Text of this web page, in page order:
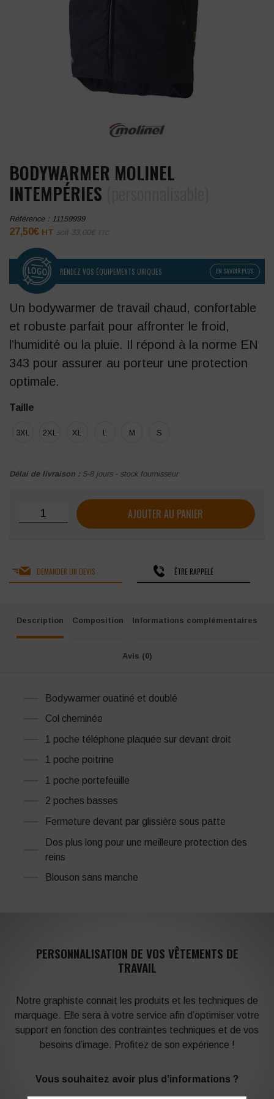
BODYWARMER MOLINEL
INTEMPÉRIES
Référence : 11159999
27,50€ HT soit 33,00€ TTC
RENDEZ VOS ÉQUIPEMENTS UNIQUES EN SAVOIR PLUS
Un bodywarmer de travail chaud, confortable
et robuste parfait pour affronter le froid,
l’humidité ou la pluie. Il répond à la norme EN
343 pour assurer au porteur une protection
optimale.
Taille
3XL 2XL XL L M S
Délai de livraison : 5-8 jours - stock fournisseur
quantité de Bodywarmer Molinel Intempéries
AJOUTER AU PANIER
DEMANDER UN DEVIS ÊTRE RAPPELÉ
Description Composition Informations complémentaires
Avis (0)
Bodywarmer ouatiné et doublé
Col cheminée
1 poche téléphone plaquée sur devant droit
1 poche poitrine
1 poche portefeuille
2 poches basses
Fermeture devant par glissière sous patte
Dos plus long pour une meilleure protection des
reins
Blouson sans manche
PERSONNALISATION DE VOS VÊTEMENTS DE
TRAVAIL
Notre graphiste connait les produits et les techniques de
marquage. Elle sera à votre service afin d’optimiser votre
support en fonction des contraintes techniques et de vos
besoins d’image. Profitez de son expérience !
Vous souhaitez avoir plus d’informations ?